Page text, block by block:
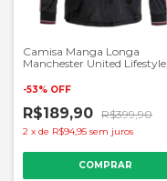
Camisa Manga Longa
Manchester United Lifestyle
Preto
-53% OFF
R$189,90 R$399,90
2 x de R$94,95 sem juros
COMPRAR